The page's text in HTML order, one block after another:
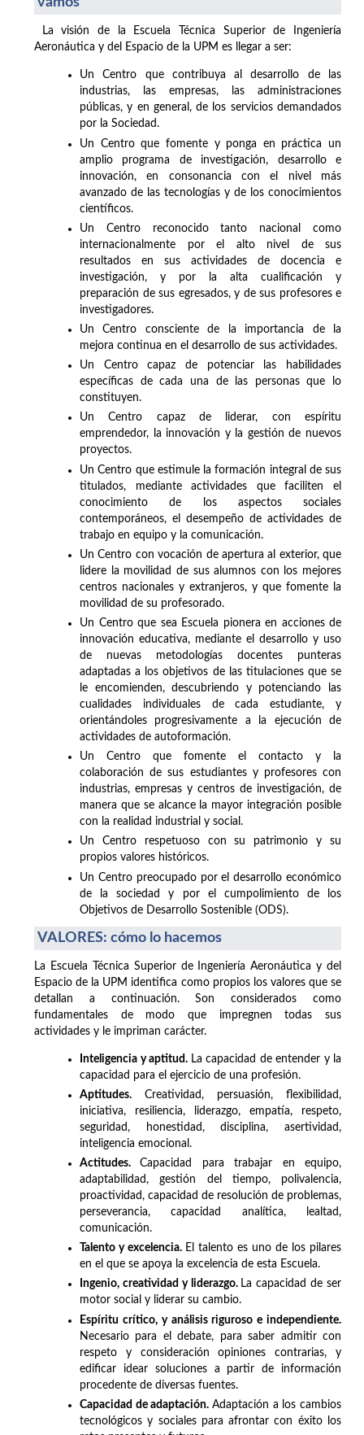
La visión de la Escuela Técnica Superior de Ingeniería
Aeronáutica y del Espacio de la UPM es llegar a ser:
Un Centro que contribuya al desarrollo de las
industrias, las empresas, las administraciones
públicas, y en general, de los servicios demandados
por la Sociedad.
Un Centro que fomente y ponga en práctica un
amplio programa de investigación, desarrollo e
innovación, en consonancia con el nivel más
avanzado de las tecnologías y de los conocimientos
científicos.
Un Centro reconocido tanto nacional como
internacionalmente por el alto nivel de sus
resultados en sus actividades de docencia e
investigación, y por la alta cualificación y
preparación de sus egresados, y de sus profesores e
investigadores.
Un Centro consciente de la importancia de la
mejora continua en el desarrollo de sus actividades.
Un Centro capaz de potenciar las habilidades
específicas de cada una de las personas que lo
constituyen.
Un Centro capaz de liderar, con espíritu
emprendedor, la innovación y la gestión de nuevos
proyectos.
Un Centro que estimule la formación integral de sus
titulados, mediante actividades que faciliten el
conocimiento de los aspectos sociales
contemporáneos, el desempeño de actividades de
trabajo en equipo y la comunicación.
Un Centro con vocación de apertura al exterior, que
lidere la movilidad de sus alumnos con los mejores
centros nacionales y extranjeros, y que fomente la
movilidad de su profesorado.
Un Centro que sea Escuela pionera en acciones de
innovación educativa, mediante el desarrollo y uso
de nuevas metodologías docentes punteras
adaptadas a los objetivos de las titulaciones que se
le encomienden, descubriendo y potenciando las
cualidades individuales de cada estudiante, y
orientándoles progresivamente a la ejecución de
actividades de autoformación.
Un Centro que fomente el contacto y la
colaboración de sus estudiantes y profesores con
industrias, empresas y centros de investigación, de
manera que se alcance la mayor integración posible
con la realidad industrial y social.
Un Centro respetuoso con su patrimonio y su
propios valores históricos.
Un Centro preocupado por el desarrollo económico
de la sociedad y por el cumpolimiento de los
Objetivos de Desarrollo Sostenible (ODS).
VALORES: cómo lo hacemos
La Escuela Técnica Superior de Ingeniería Aeronáutica y del
Espacio de la UPM identifica como propios los valores que se
detallan a continuación. Son considerados como
fundamentales de modo que impregnen todas sus
actividades y le impriman carácter.
Inteligencia y aptitud. La capacidad de entender y la
capacidad para el ejercicio de una profesión.
Aptitudes. Creatividad, persuasión, flexibilidad,
iniciativa, resiliencia, liderazgo, empatía, respeto,
seguridad, honestidad, disciplina, asertividad,
inteligencia emocional.
Actitudes.Capacidad para trabajar en equipo,
adaptabilidad, gestión del tiempo, polivalencia,
proactividad, capacidad de resolución de problemas,
perseverancia, capacidad analítica, lealtad,
comunicación.
Talento y excelencia. El talento es uno de los pilares
en el que se apoya la excelencia de esta Escuela.
Ingenio, creatividad y liderazgo. La capacidad de ser
motor social y liderar su cambio.
Espíritu crítico, y análisis riguroso e independiente.
Necesario para el debate, para saber admitir con
respeto y consideración opiniones contrarias, y
edificar idear soluciones a partir de información
procedente de diversas fuentes.
Capacidad de adaptación. Adaptación a los cambios
tecnológicos y sociales para afrontar con éxito los